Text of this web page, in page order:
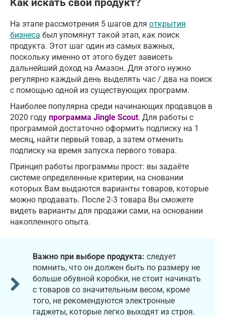
Как искать свой продукт?
На этапе рассмотрения 5 шагов для открытия
бизнеса был упомянут такой этап, как поиск
продукта. Этот шаг один из самых важных,
поскольку именно от этого будет зависеть
дальнейший доход на Амазон. Для этого нужно
регулярно каждый день выделять час / два на поиск
с помощью одной из существующих программ.
Наиболее популярна среди начинающих продавцов в
2020 году программа Jingle Scout. Для работы с
программой достаточно оформить подписку на 1
месяц, найти первый товар, а затем отменить
подписку на время запуска первого товара.
Принцип работы программы прост: вы задаёте
системе определенные критерии, на сновании
которых Вам выдаются варианты товаров, которые
можно продавать. После 2-3 товара Вы сможете
видеть варианты для продажи сами, на основании
накопленного опыта.
Важно при выборе продукта: следует
помнить, что он должен быть по размеру не
больше обувной коробки, не стоит начинать
с товаров со значительным весом, кроме
того, не рекомендуются электронные
гаджеты, которые легко выходят из строя.